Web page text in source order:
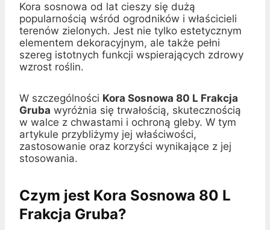
Kora sosnowa od lat cieszy się dużą
popularnością wśród ogrodników i właścicieli
terenów zielonych. Jest nie tylko estetycznym
elementem dekoracyjnym, ale także pełni
szereg istotnych funkcji wspierających zdrowy
wzrost roślin.
W szczególności Kora Sosnowa 80 L Frakcja
Gruba wyróżnia się trwałością, skutecznością
w walce z chwastami i ochroną gleby. W tym
artykule przybliżymy jej właściwości,
zastosowanie oraz korzyści wynikające z jej
stosowania.
Czym jest Kora Sosnowa 80 L
Frakcja Gruba?